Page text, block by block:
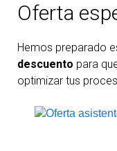
Oferta
Hemos preparado
descuento para
optimizar tus